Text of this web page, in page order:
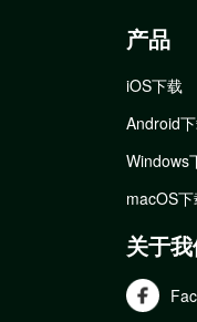
产品
iOS下载
Android
Windows
macOS
关于